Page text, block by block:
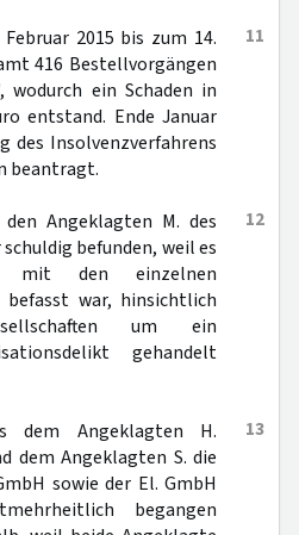
11
2015 bis zum 14.
416 Bestellvorgängen
wodurch ein Schaden in
entstand. Ende Januar
des Insolvenzverfahrens
beantragt.
12
Angeklagten M. des
befunden, weil es
den einzelnen
war, hinsichtlich
um ein
gehandelt
13
dem Angeklagten H.
dem Angeklagten S. die
sowie der El. GmbH
begangen